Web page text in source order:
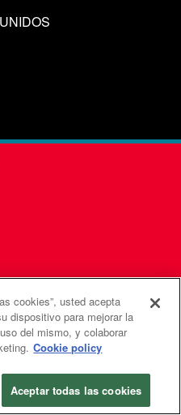
es una agencia de la
Unida
Unidas. Reservados
cookies”, usted acepta
dispositivo para mejorar la
del mismo, y colaborar
Cookie policy
Aceptar todas las cookies